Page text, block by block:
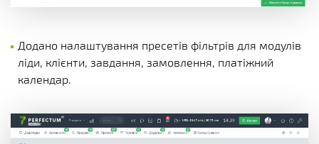
Додано налаштування пресетів фільтрів для модулів
ліди, клієнти, завдання, замовлення, платіжний
календар.